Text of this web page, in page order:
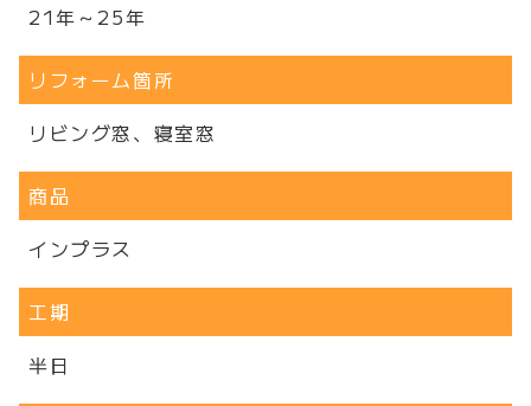
21年～25年
リフォーム箇所
リビング窓、寝室窓
商品
インプラス
工期
半日